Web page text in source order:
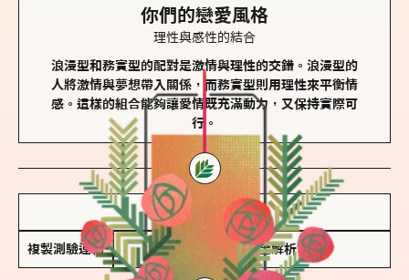
你們的戀愛風格
理性與感性的結合
浪漫型和務實型的配對是激情與理性的交錯。浪漫型的
人將激情與夢想帶入關係，而務實型則用理性來平衡情
感。這樣的組合能夠讓愛情既充滿動力，又保持實際可
行。
儲存我的結果圖
複製測驗連結 查看香氛類型全解析 >>>